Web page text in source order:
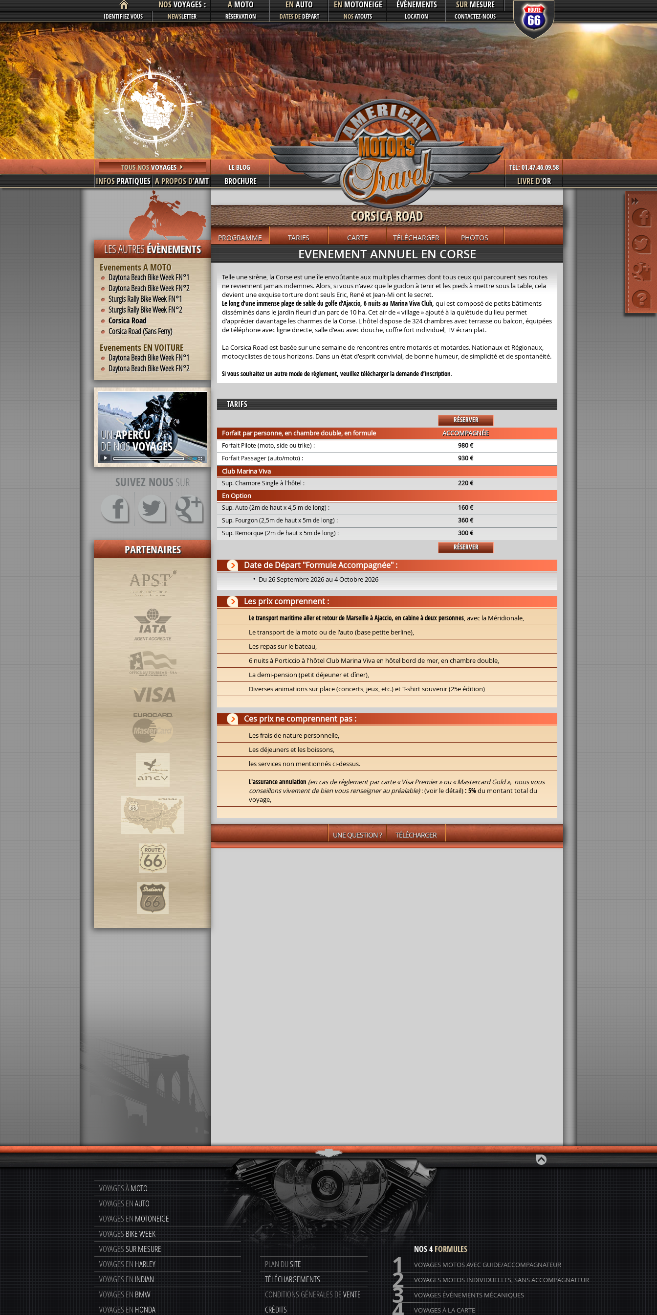
NOSVOYAGES : AMOTO ENAUTO ENMOTONEIGE ÉVÈNEMENTS SURMESURE
IDENTIFIEZ VOUS NEWSLETTER RÉSERVATION DATES DEDÉPART NOSATOUTS LOCATION CONTACTEZ-NOUS
TOUS NOSVOYAGES LE BLOG TEL: 01.47.46.09.58
INFOSPRATIQUES A PROPOS D'AMT BROCHURE LIVRE D'OR
LES AUTRESÉVÈNEMENTS
Evenements A MOTO
Daytona Beach Bike Week FN°1
Daytona Beach Bike Week FN°2
Sturgis Rally Bike Week FN°1
Sturgis Rally Bike Week FN°2
Corsica Road
Corsica Road (Sans Ferry)
Evenements EN VOITURE
Daytona Beach Bike Week FN°1
Daytona Beach Bike Week FN°2
UNAPERCU
DE NOSVOYAGES
SUIVEZ NOUS SUR
PARTENAIRES
CORSICA ROAD
PROGRAMME TARIFS CARTE TÉLÉCHARGER PHOTOS
EVENEMENT ANNUEL EN CORSE
Telle une sirène, la Corse est une île envoûtante aux multiples charmes dont tous ceux qui parcourent ses routes
ne reviennent jamais indemnes. Alors, si vous n'avez que le guidon à tenir et les pieds à mettre sous la table, cela
devient une exquise torture dont seuls Eric, René et Jean-Mi ont le secret.
Le long d’une immense plage de sable du golfe d'Ajaccio, 6 nuits au Marina Viva Club, qui est composé de petits bâtiments
disséminés dans le jardin fleuri d’un parc de 10 ha. Cet air de « village » ajouté à la quiétude du lieu permet
d'apprécier davantage les charmes de la Corse. L'hôtel dispose de 324 chambres avec terrasse ou balcon, équipées
de téléphone avec ligne directe, salle d'eau avec douche, coffre fort individuel, TV écran plat.
La Corsica Road est basée sur une semaine de rencontres entre motards et motardes. Nationaux et Régionaux,
motocyclistes de tous horizons. Dans un état d'esprit convivial, de bonne humeur, de simplicité et de spontanéité.
Si vous souhaitez un autre mode de règlement, veuillez télécharger la demande d’inscription.
TARIFS
RÉSERVER
Forfait par personne, en chambre double, en formule
ACCOMPAGNÉE
Forfait Pilote (moto, side ou trike) :
980 €
Forfait Passager (auto/moto) :
930 €
Club Marina Viva
Sup. Chambre Single à l'hôtel : 220 €
En Option
Sup. Auto (2m de haut x 4,5 m de long) :
160 €
Sup. Fourgon (2,5m de haut x 5m de long) :
360 €
Sup. Remorque (2m de haut x 5m de long) :
300 €
RÉSERVER
Date de Départ "Formule Accompagnée" :
Du 26 Septembre 2026 au 4 Octobre 2026
Les prix comprennent :
Le transport maritime aller et retour de Marseille à Ajaccio, en cabine à deux personnes, avec la Méridionale,
Le transport de la moto ou de l'auto (base petite berline),
Les repas sur le bateau,
6 nuits à Porticcio à l'hôtel Club Marina Viva en hôtel bord de mer, en chambre double,
La demi-pension (petit déjeuner et dîner),
Diverses animations sur place (concerts, jeux, etc.) et T-shirt souvenir (25e édition)
Ces prix ne comprennent pas :
Les frais de nature personnelle,
Les déjeuners et les boissons,
les services non mentionnés ci-dessus.
L'assuranceannulation (en cas de règlement par carte « Visa Premier » ou « Mastercard Gold », nous vous
conseillons vivement de bien vous renseigner au préalable): (voir le détail): 5%du montant total du
voyage,
UNE QUESTION ? TÉLÉCHARGER
VOYAGES ÀMOTO
VOYAGES ENAUTO
VOYAGES EN MOTONEIGE
VOYAGESBIKE WEEK
VOYAGESSUR MESURE
VOYAGES ENHARLEY
VOYAGES EN INDIAN
VOYAGES ENBMW
VOYAGES EN HONDA
PLAN DUSITE
TÉLÉCHARGEMENTS
CONDITIONS GÉNERALES DEVENTE
CRÉDITS
NOS 4FORMULES
1 VOYAGES MOTOS AVEC GUIDE/ACCOMPAGNATEUR
2 VOYAGES MOTOS INDIVIDUELLES, SANS ACCOMPAGNATEUR
3 VOYAGES ÉVÉNEMENTS MÉCANIQUES
VOYAGES À LA CARTE